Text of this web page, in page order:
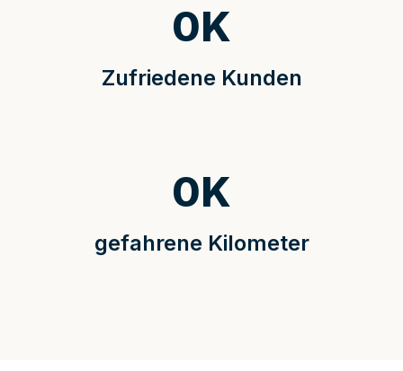
Zufriedene Kunden
0K
gefahrene Kilometer
0K